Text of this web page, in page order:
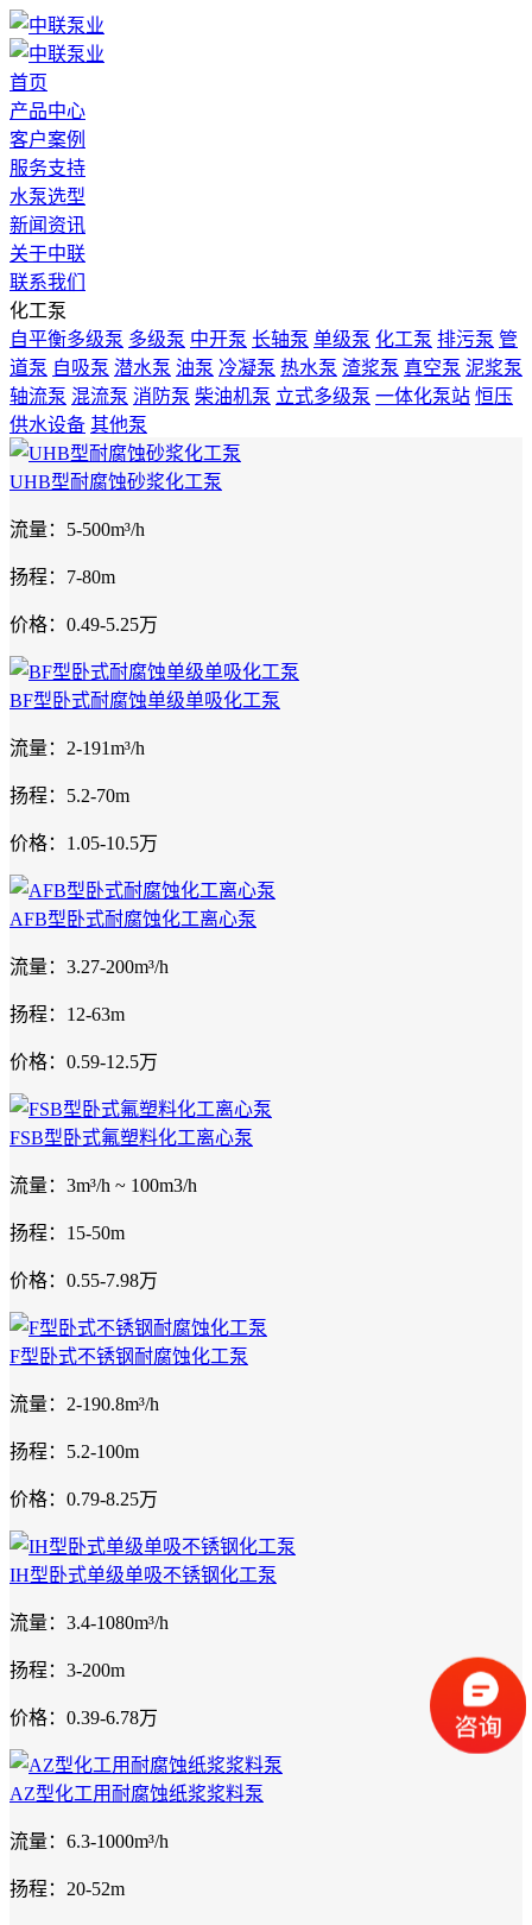
首页
产品中心
客户案例
服务支持
水泵选型
新闻资讯
关于中联
联系我们
化工泵
自平衡多级泵 多级泵 中开泵 长轴泵 单级泵 化工泵 排污泵 管
道泵 自吸泵 潜水泵 油泵 冷凝泵 热水泵 渣浆泵 真空泵 泥浆泵
轴流泵 混流泵 消防泵 柴油机泵 立式多级泵 一体化泵站 恒压
供水设备 其他泵
UHB型耐腐蚀砂浆化工泵
流量：5-500m³/h
扬程：7-80m
价格：0.49-5.25万
BF型卧式耐腐蚀单级单吸化工泵
流量：2-191m³/h
扬程：5.2-70m
价格：1.05-10.5万
AFB型卧式耐腐蚀化工离心泵
流量：3.27-200m³/h
扬程：12-63m
价格：0.59-12.5万
FSB型卧式氟塑料化工离心泵
流量：3m³/h ~ 100m3/h
扬程：15-50m
价格：0.55-7.98万
F型卧式不锈钢耐腐蚀化工泵
流量：2-190.8m³/h
扬程：5.2-100m
价格：0.79-8.25万
IH型卧式单级单吸不锈钢化工泵
流量：3.4-1080m³/h
扬程：3-200m
价格：0.39-6.78万
AZ型化工用耐腐蚀纸浆浆料泵
流量：6.3-1000m³/h
扬程：20-52m